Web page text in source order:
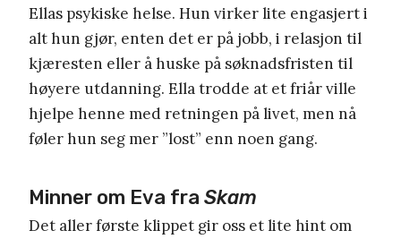
Ellas psykiske helse. Hun virker lite engasjert i
alt hun gjør, enten det er på jobb, i relasjon til
kjæresten eller å huske på søknadsfristen til
høyere utdanning. Ella trodde at et friår ville
hjelpe henne med retningen på livet, men nå
føler hun seg mer ”lost” enn noen gang.
Minner om Eva fra Skam
Det aller første klippet gir oss et lite hint om